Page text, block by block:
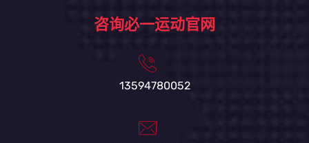
咨询必一运动官网
13594780052